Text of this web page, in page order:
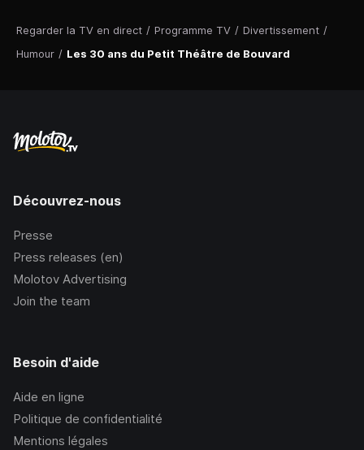
Regarder la TV en direct / Programme TV / Divertissement /
Humour / Les 30 ans du Petit Théâtre de Bouvard
Découvrez-nous
Presse
Press releases (en)
Molotov Advertising
Join the team
Besoin d'aide
Aide en ligne
Politique de confidentialité
Mentions légales